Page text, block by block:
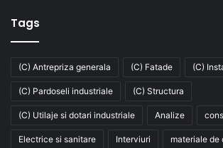
Tags
(C) Antrepriza generala (C) Fatade (C)
(C) Pardoseli industriale (C) Structura
(C) Utilaje si dotari industriale Analize
Electrice si sanitare Interviuri materiale de